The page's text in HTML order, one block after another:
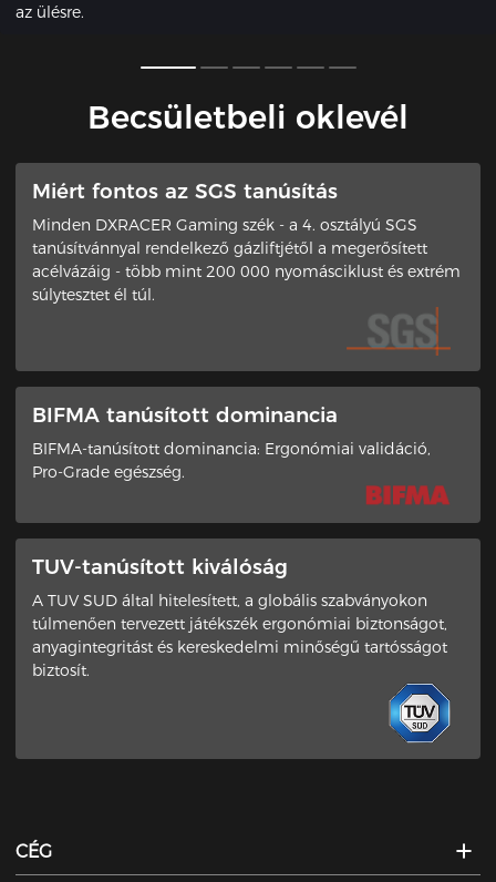
az ülésre.
Becsületbeli oklevél
​Miért fontos az SGS tanúsítás
Minden DXRACER Gaming szék - a 4. osztályú SGS
tanúsítvánnyal rendelkező gázliftjétől a megerősített
acélvázáig - több mint 200 000 nyomásciklust és extrém
súlytesztet él túl.
BIFMA tanúsított dominancia
BIFMA-tanúsított dominancia: Ergonómiai validáció,
Pro-Grade egészség.
TUV-tanúsított kiválóság
A TUV SUD által hitelesített, a globális szabványokon
túlmenően tervezett játékszék ergonómiai biztonságot,
anyagintegritást és kereskedelmi minőségű tartósságot
biztosít.
CÉG